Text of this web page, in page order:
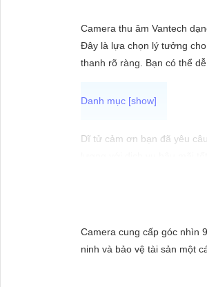
Camera thu âm Vantech
Đây là lựa chọn lý tưởng
thanh rõ ràng. Bạn có thể
Dĩ tử cảm ơn bạn đã yêu
Camera Vantech Việt
cũng được đánh giá là hợp
Camera cung cấp góc nhìn
ninh và bảo vệ tài sản một